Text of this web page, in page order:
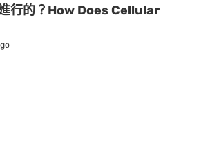
行的？How Does Cellular